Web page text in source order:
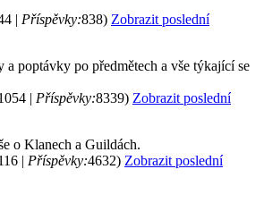
| Příspěvky:838) Zobrazit poslední
a poptávky po předmětech a vše týkající se
| Příspěvky:8339) Zobrazit poslední
o Klanech a Guildách.
| Příspěvky:4632) Zobrazit poslední